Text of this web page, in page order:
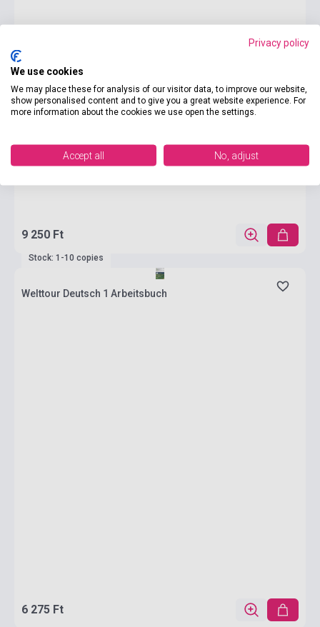
9 250 Ft
Stock: 1-10 copies
Welttour Deutsch 1 Arbeitsbuch
6 275 Ft
Privacy policy
We use cookies
We may place these for analysis of our visitor data, to improve our website,
show personalised content and to give you a great website experience. For
more information about the cookies we use open the settings.
Accept all No, adjust